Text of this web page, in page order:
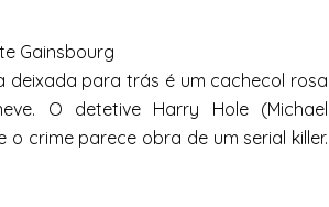
Gainsbourg
deixada para trás é um cachecol rosa
O detetive Harry Hole (Michael
crime parece obra de um serial killer.